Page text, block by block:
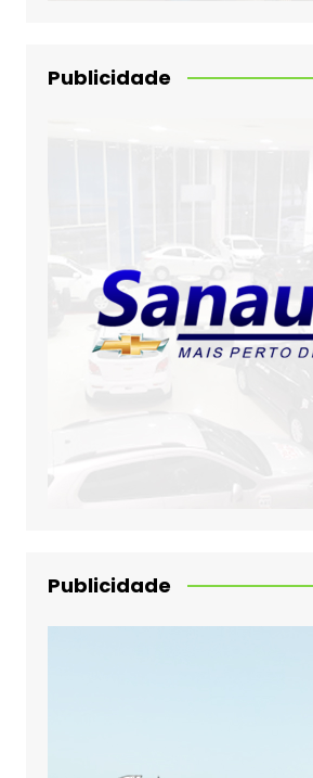
Publicidade
Publicidade